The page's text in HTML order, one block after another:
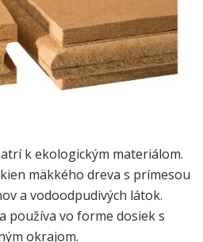
k ekologickým materiálom.
mäkkého dreva s prímesou
a vodoodpudivých látok.
používa vo forme dosiek s
okrajom.